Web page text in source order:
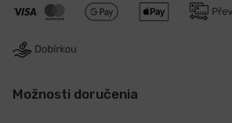
Možnosti doručenia